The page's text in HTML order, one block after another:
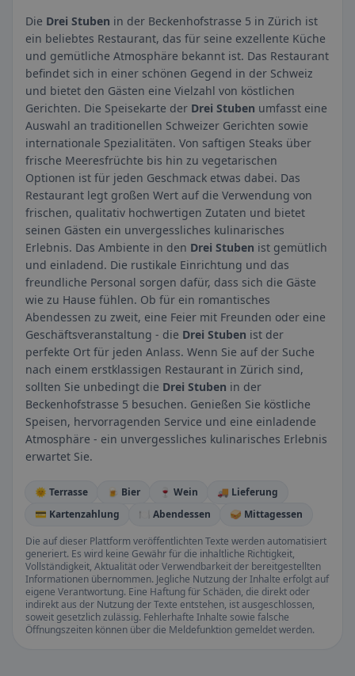
Die Drei Stuben in der Beckenhofstrasse 5 in Zürich ist
ein beliebtes Restaurant, das für seine exzellente Küche
und gemütliche Atmosphäre bekannt ist. Das Restaurant
befindet sich in einer schönen Gegend in der Schweiz
und bietet den Gästen eine Vielzahl von köstlichen
Gerichten. Die Speisekarte der Drei Stuben umfasst eine
Auswahl an traditionellen Schweizer Gerichten sowie
internationale Spezialitäten. Von saftigen Steaks über
frische Meeresfrüchte bis hin zu vegetarischen
Optionen ist für jeden Geschmack etwas dabei. Das
Restaurant legt großen Wert auf die Verwendung von
frischen, qualitativ hochwertigen Zutaten und bietet
seinen Gästen ein unvergessliches kulinarisches
Erlebnis. Das Ambiente in den Drei Stuben ist gemütlich
und einladend. Die rustikale Einrichtung und das
freundliche Personal sorgen dafür, dass sich die Gäste
wie zu Hause fühlen. Ob für ein romantisches
Abendessen zu zweit, eine Feier mit Freunden oder eine
Geschäftsveranstaltung - die Drei Stuben ist der
perfekte Ort für jeden Anlass. Wenn Sie auf der Suche
nach einem erstklassigen Restaurant in Zürich sind,
sollten Sie unbedingt die Drei Stuben in der
Beckenhofstrasse 5 besuchen. Genießen Sie köstliche
Speisen, hervorragenden Service und eine einladende
Atmosphäre - ein unvergessliches kulinarisches Erlebnis
erwartet Sie.
🌞 Terrasse 🍺 Bier 🍷 Wein
🚚 Lieferung
💳 Kartenzahlung
🍽️ Abendessen
🥪 Mittagessen
Die auf dieser Plattform veröffentlichten Texte werden automatisiert
generiert. Es wird keine Gewähr für die inhaltliche Richtigkeit,
Vollständigkeit, Aktualität oder Verwendbarkeit der bereitgestellten
Informationen übernommen. Jegliche Nutzung der Inhalte erfolgt auf
eigene Verantwortung. Eine Haftung für Schäden, die direkt oder
indirekt aus der Nutzung der Texte entstehen, ist ausgeschlossen,
soweit gesetzlich zulässig. Fehlerhafte Inhalte sowie falsche
Öffnungszeiten können über die Meldefunktion gemeldet werden.